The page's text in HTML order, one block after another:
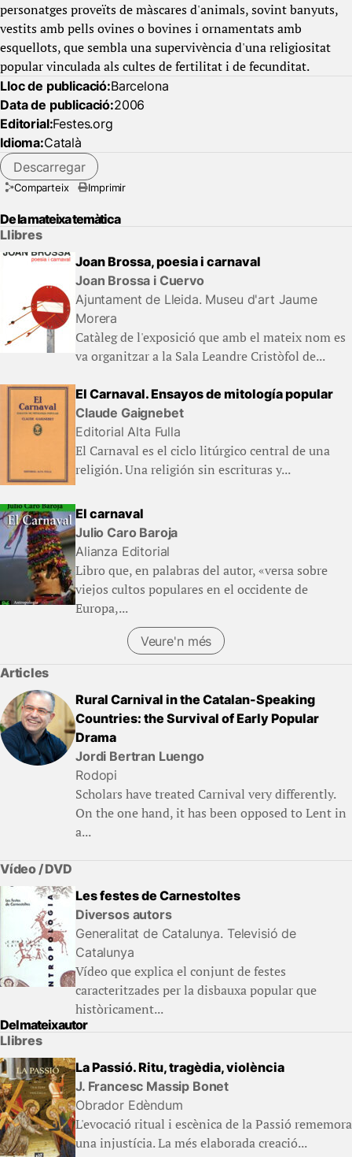
personatges proveïts de màscares d'animals, sovint banyuts,
vestits amb pells ovines o bovines i ornamentats amb
esquellots, que sembla una supervivència d'una religiositat
popular vinculada als cultes de fertilitat i de fecunditat.
Lloc de publicació:Barcelona
Data de publicació:2006
Editorial:Festes.org
Idioma:Català
Descarregar
Comparteix Imprimir
De la mateixa temàtica
Llibres
Joan Brossa, poesia i carnaval
Joan Brossa i Cuervo
Ajuntament de Lleida. Museu d'art Jaume
Morera
Catàleg de l'exposició que amb el mateix nom es
va organitzar a la Sala Leandre Cristòfol de...
El Carnaval. Ensayos de mitología popular
Claude Gaignebet
Editorial Alta Fulla
El Carnaval es el ciclo litúrgico central de una
religión. Una religión sin escrituras y...
El carnaval
Julio Caro Baroja
Alianza Editorial
Libro que, en palabras del autor, «versa sobre
viejos cultos populares en el occidente de
Europa,...
Veure'n més
Articles
Rural Carnival in the Catalan-Speaking
Countries: the Survival of Early Popular
Drama
Jordi Bertran Luengo
Rodopi
Scholars have treated Carnival very differently.
On the one hand, it has been opposed to Lent in
a...
Vídeo / DVD
Les festes de Carnestoltes
Diversos autors
Generalitat de Catalunya. Televisió de
Catalunya
Vídeo que explica el conjunt de festes
caracteritzades per la disbauxa popular que
històricament...
Del mateix autor
Llibres
La Passió. Ritu, tragèdia, violència
J. Francesc Massip Bonet
Obrador Edèndum
L'evocació ritual i escènica de la Passió rememora
una injustícia. La més elaborada creació...